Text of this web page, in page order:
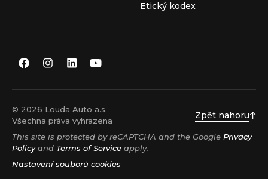
Etický kodex
© 2026 Louda Auto a.s.
Všechna práva vyhrazena
Zpět nahoru
This site is protected by reCAPTCHA and the Google Privacy
Policyand Terms of Service apply.
Nastavení souborů cookies